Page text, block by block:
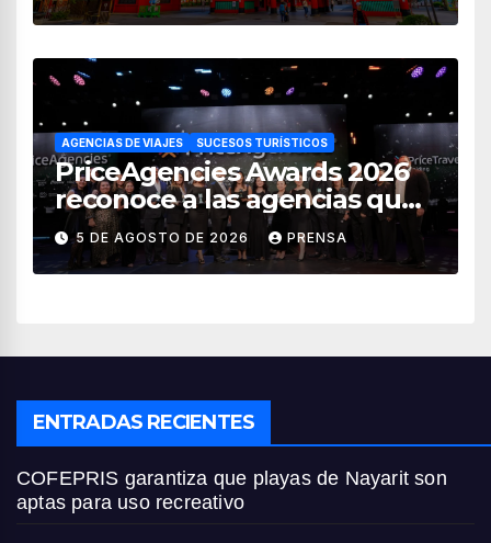
AGENCIAS DE VIAJES SUCESOS TURÍSTICOS
PriceAgencies Awards 2026
reconoce a las agencias que
impulsan el crecimiento del
turismo en México
5 DE AGOSTO DE 2026 PRENSA
ENTRADAS RECIENTES
COFEPRIS garantiza que playas de Nayarit son
aptas para uso recreativo